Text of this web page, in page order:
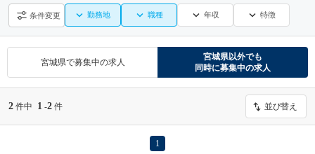
条件変更 勤務地 職種 年収 特徴
宮城県で募集中の求人
宮城県以外でも
同時に募集中の求人
2 件中 1 -2 件 並び替え
1